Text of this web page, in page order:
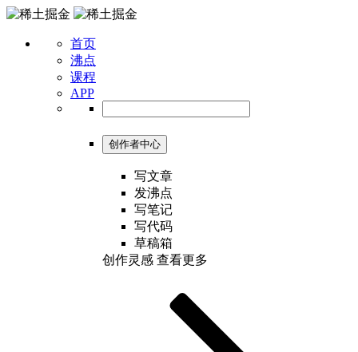
首页
沸点
课程
APP
创作者中心
写文章
发沸点
写笔记
写代码
草稿箱
创作灵感 查看更多